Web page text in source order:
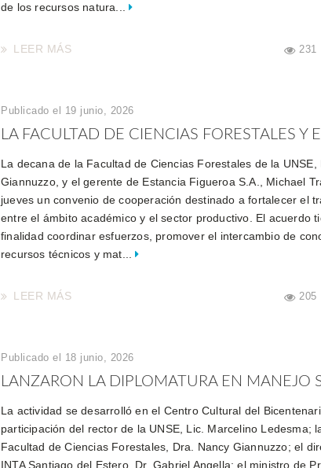
de los recursos natura...
231
LEER MÁS
Publicado el 19 junio, 2026
LA FACULTAD DE CIENCIAS FORESTALES Y
La decana de la Facultad de Ciencias Forestales de la UNSE,
Giannuzzo, y el gerente de Estancia Figueroa S.A., Michael
jueves un convenio de cooperación destinado a fortalecer el
entre el ámbito académico y el sector productivo. El acuerdo
finalidad coordinar esfuerzos, promover el intercambio de
recursos técnicos y mat...
205
LEER MÁS
Publicado el 18 junio, 2026
LANZARON LA DIPLOMATURA EN MANEJO
La actividad se desarrolló en el Centro Cultural del
participación del rector de la UNSE, Lic. Marcelino Ledesma;
Facultad de Ciencias Forestales, Dra. Nancy Giannuzzo; el
INTA Santiago del Estero, Dr. Gabriel Angella; el ministro de